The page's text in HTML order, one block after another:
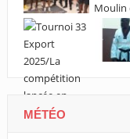
MÉTÉO